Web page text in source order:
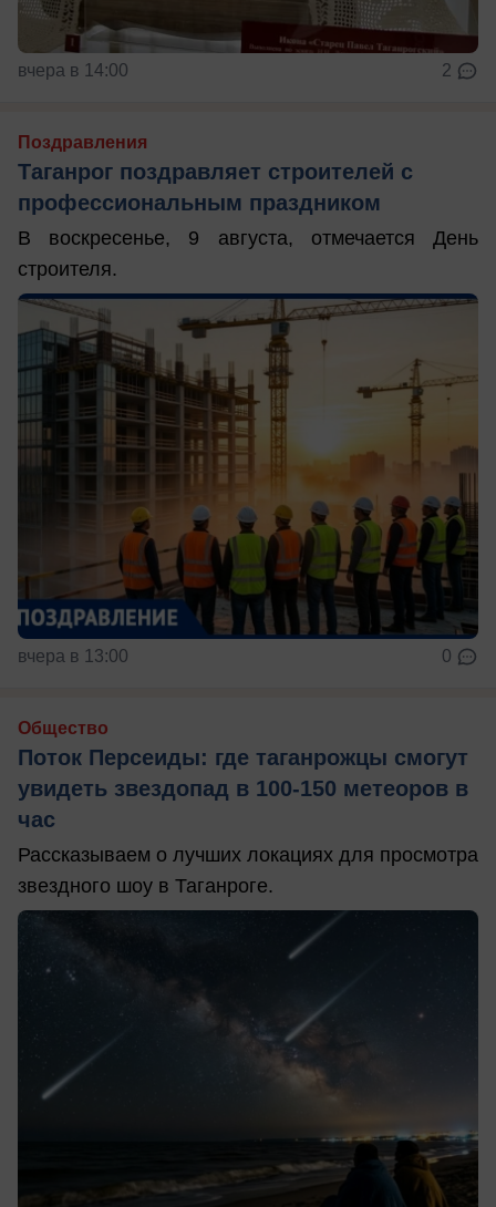
вчера в 14:00 2
Поздравления
Таганрог поздравляет строителей с
профессиональным праздником
В воскресенье, 9 августа, отмечается День
строителя.
вчера в 13:00 0
Общество
Поток Персеиды: где таганрожцы смогут
увидеть звездопад в 100-150 метеоров в
час
Рассказываем о лучших локациях для просмотра
звездного шоу в Таганроге.